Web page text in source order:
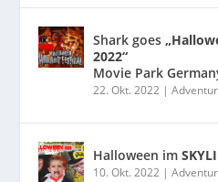
Shark goes
2022“
Movie Park
22. Okt. 2022 |
Halloween im
10. Okt. 2022 |